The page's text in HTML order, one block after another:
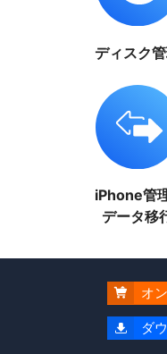
ディスク
iPhone管
データ移
 オ
 ダ